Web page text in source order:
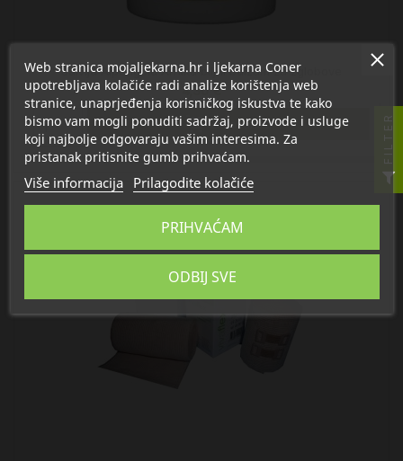
Salvija Alpengold Arnika biljni balzam za zglobove
4,30 €
 U košaricu
Web stranica mojaljekarna.hr i ljekarna Coner
upotrebljava kolačiće radi analize korištenja web
stranice, unaprjeđenja korisničkog iskustva te kako
bismo vam mogli ponuditi sadržaj, proizvode i usluge
koji najbolje odgovaraju vašim interesima. Za
pristanak pritisnite gumb prihvaćam.
Više informacija Prilagodite kolačiće
ODBIJ SVE
PRIHVAĆAM
FILTER